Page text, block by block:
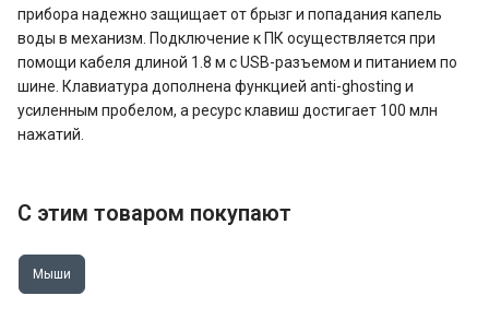
прибора надежно защищает от брызг и попадания капель
воды в механизм. Подключение к ПК осуществляется при
помощи кабеля длиной 1.8 м с USB-разъемом и питанием по
шине. Клавиатура дополнена функцией anti-ghosting и
усиленным пробелом, а ресурс клавиш достигает 100 млн
нажатий.
С этим товаром покупают
Мыши